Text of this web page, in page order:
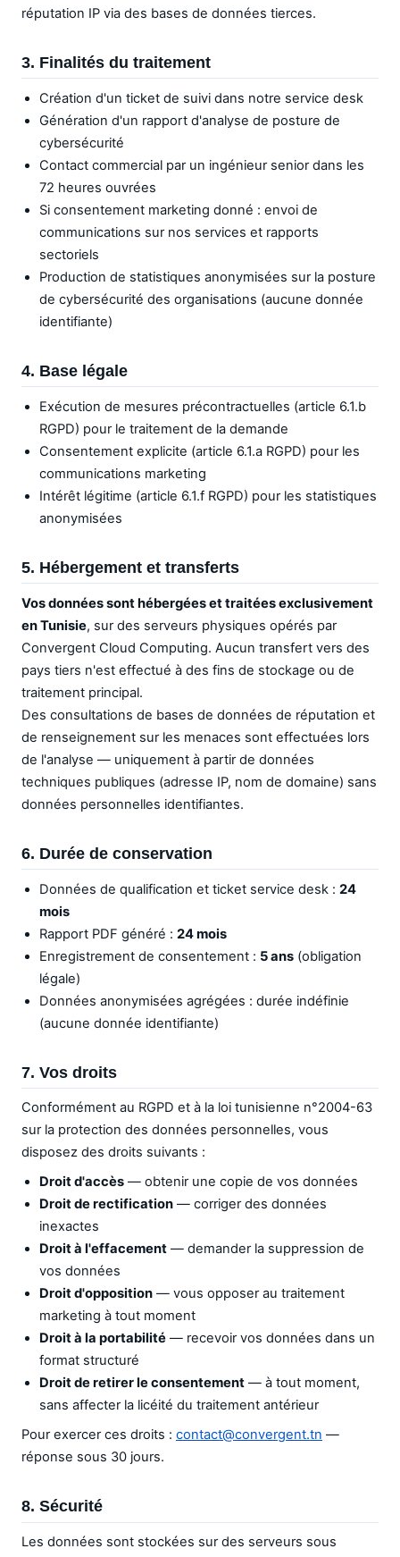
réputation IP via des bases de données tierces.
3. Finalités du traitement
Création d'un ticket de suivi dans notre service desk
Génération d'un rapport d'analyse de posture de
cybersécurité
Contact commercial par un ingénieur senior dans les
72 heures ouvrées
Si consentement marketing donné : envoi de
communications sur nos services et rapports
sectoriels
Production de statistiques anonymisées sur la posture
de cybersécurité des organisations (aucune donnée
identifiante)
4. Base légale
Exécution de mesures précontractuelles (article 6.1.b
RGPD) pour le traitement de la demande
Consentement explicite (article 6.1.a RGPD) pour les
communications marketing
Intérêt légitime (article 6.1.f RGPD) pour les statistiques
anonymisées
5. Hébergement et transferts
Vos données sont hébergées et traitées exclusivement
en Tunisie, sur des serveurs physiques opérés par
Convergent Cloud Computing. Aucun transfert vers des
pays tiers n'est effectué à des fins de stockage ou de
traitement principal.
Des consultations de bases de données de réputation et
de renseignement sur les menaces sont effectuées lors
de l'analyse — uniquement à partir de données
techniques publiques (adresse IP, nom de domaine) sans
données personnelles identifiantes.
6. Durée de conservation
Données de qualification et ticket service desk : 24
mois
Rapport PDF généré : 24 mois
Enregistrement de consentement : 5 ans (obligation
légale)
Données anonymisées agrégées : durée indéfinie
(aucune donnée identifiante)
7. Vos droits
Conformément au RGPD et à la loi tunisienne n°2004-63
sur la protection des données personnelles, vous
disposez des droits suivants :
Droit d'accès — obtenir une copie de vos données
Droit de rectification — corriger des données
inexactes
Droit à l'effacement — demander la suppression de
vos données
Droit d'opposition — vous opposer au traitement
marketing à tout moment
Droit à la portabilité — recevoir vos données dans un
format structuré
Droit de retirer le consentement — à tout moment,
sans affecter la licéité du traitement antérieur
Pour exercer ces droits : contact@convergent.tn —
réponse sous 30 jours.
8. Sécurité
Les données sont stockées sur des serveurs sous